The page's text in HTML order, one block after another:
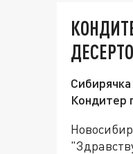
Кондитер